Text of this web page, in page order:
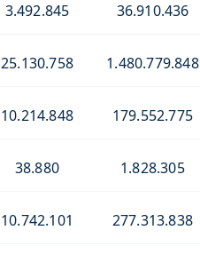
3.492.845 36.910.436
25.130.758 1.480.779.848
10.214.848 179.552.775
38.880 1.828.305
10.742.101 277.313.838